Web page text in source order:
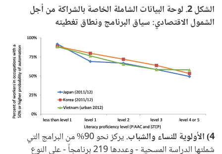
الشكل 2. لوحة البيانات الشاملة الخاصة بالشراكة من أجل
الشمول الاقتصادي: سياق البرنامج ونطاق تغطيته
4) الأولوية للنساء والشباب.
يركز نحو 90% من البرامج التي
شملتها الدراسة المسحية - وعددها 219 برنامجاً - على النوع